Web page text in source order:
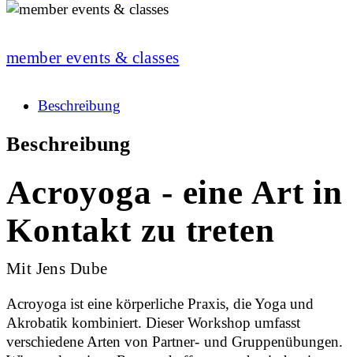
member events & classes
Beschreibung
Beschreibung
Acroyoga - eine Art in
Kontakt zu treten
Mit Jens Dube
Acroyoga ist eine körperliche Praxis, die Yoga und
Akrobatik kombiniert. Dieser Workshop umfasst
verschiedene Arten von Partner- und Gruppenübungen.